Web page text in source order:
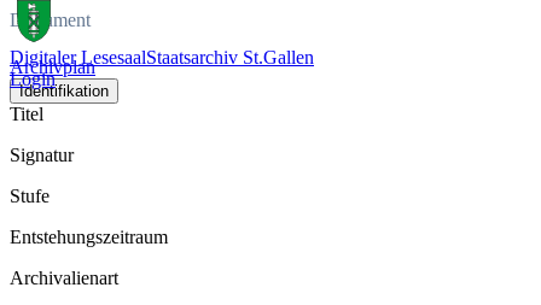
Digitaler LesesaalStaatsarchiv St.Gallen
Login
Dokument
Archivplan
Identifikation
Titel
Signatur
Stufe
Entstehungszeitraum
Archivalienart